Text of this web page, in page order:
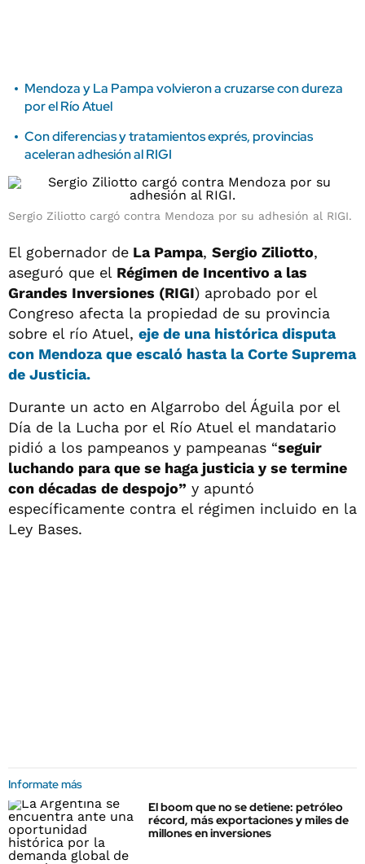
Mendoza y La Pampa volvieron a cruzarse con dureza
por el Río Atuel
Con diferencias y tratamientos exprés, provincias
aceleran adhesión al RIGI
Sergio Ziliotto cargó contra Mendoza por su adhesión al RIGI.
El gobernador de La Pampa, Sergio Ziliotto,
aseguró que el Régimen de Incentivo a las
Grandes Inversiones (RIGI) aprobado por el
Congreso afecta la propiedad de su provincia
sobre el río Atuel, eje de una histórica disputa
con Mendoza que escaló hasta la Corte Suprema
de Justicia.
Durante un acto en Algarrobo del Águila por el
Día de la Lucha por el Río Atuel el mandatario
pidió a los pampeanos y pampeanas “seguir
luchando para que se haga justicia y se termine
con décadas de despojo” y apuntó
específicamente contra el régimen incluido en la
Ley Bases.
Informate más
El boom que no se detiene: petróleo
récord, más exportaciones y miles de
millones en inversiones